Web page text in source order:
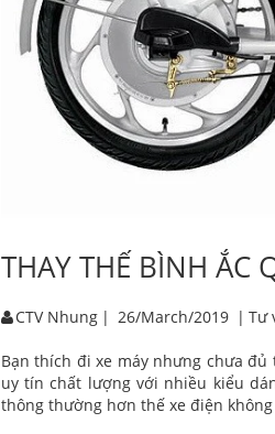
THAY THẾ BÌNH ẮC
CTV Nhung | 26/March/2019 | Tư
Bạn thích đi xe máy nhưng chưa
uy tín chất lượng với nhiều kiểu
thông thường hơn thế xe điện